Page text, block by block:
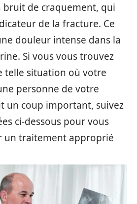
bruit de craquement, qui
de la fracture. Ce
douleur intense dans la
Si vous vous trouvez
telle situation où votre
personne de votre
un coup important, suivez
ci-dessous pour vous
un traitement approprié